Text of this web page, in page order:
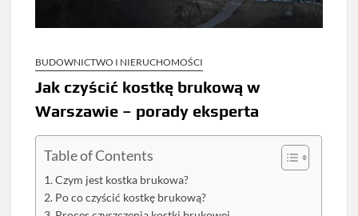
BUDOWNICTWO I NIERUCHOMOŚCI
Jak czyścić kostkę brukową w
Warszawie – porady eksperta
Table of Contents
Czym jest kostka brukowa?
Po co czyścić kostkę brukową?